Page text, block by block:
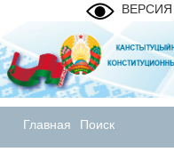
Главная Поиск